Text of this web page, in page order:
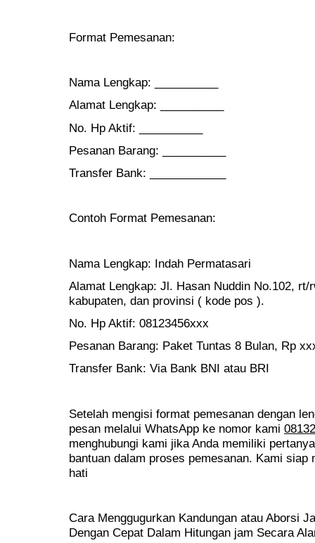
Format Pemesanan:
Nama Lengkap: __________
Alamat Lengkap: __________
No. Hp Aktif: __________
Pesanan Barang: __________
Transfer Bank: ____________
Contoh Format Pemesanan:
Nama Lengkap: Indah Permatasari
Alamat Lengkap: Jl. Hasan Nuddin No.102,
kabupaten, dan provinsi ( kode pos ).
No. Hp Aktif: 08123456xxx
Pesanan Barang: Paket Tuntas 8 Bulan, Rp
Transfer Bank: Via Bank BNI atau BRI
Setelah mengisi format pemesanan dengan
pesan melalui WhatsApp ke nomor kami
menghubungi kami jika Anda memiliki
bantuan dalam proses pemesanan. Kami siap
hati
Cara Menggugurkan Kandungan atau Aborsi
Dengan Cepat Dalam Hitungan jam Secara